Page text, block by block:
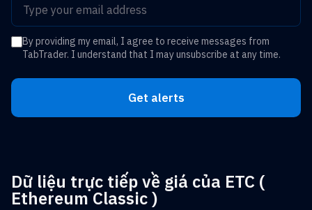
By providing my email, I agree to receive messages from
TabTrader. I understand that I may unsubscribe at any time.
Get alerts
Dữ liệu trực tiếp về giá của ETC (
Ethereum Classic )